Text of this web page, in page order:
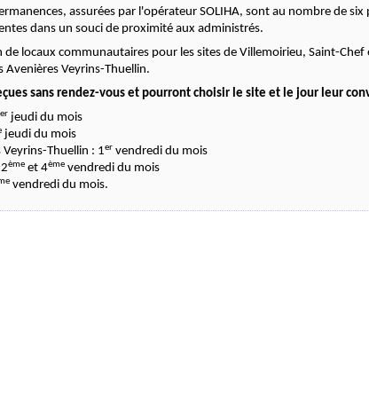
assurées par l'opérateur SOLIHA, sont au nombre de
dans un souci de proximité aux administrés.
de locaux communautaires pour les sites de Villemoirieu, Saint-
Avenières Veyrins-Thuellin.
sans rendez-vous et pourront choisir le site et le jour leur
er jeudi du mois
jeudi du mois
Veyrins-Thuellin : 1er vendredi du mois
ème et 4ème vendredi du mois
vendredi du mois.